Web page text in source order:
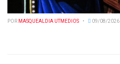
POR MASQUEALDIA UTMEDIOS 09/08/2026